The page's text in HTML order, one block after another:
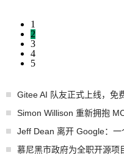
1
2
3
4
5
Gitee AI 队友正式上线，免
Simon Willison 重新拥抱
Jeff Dean 离开 Google：
慕尼黑市政府为全职开源项